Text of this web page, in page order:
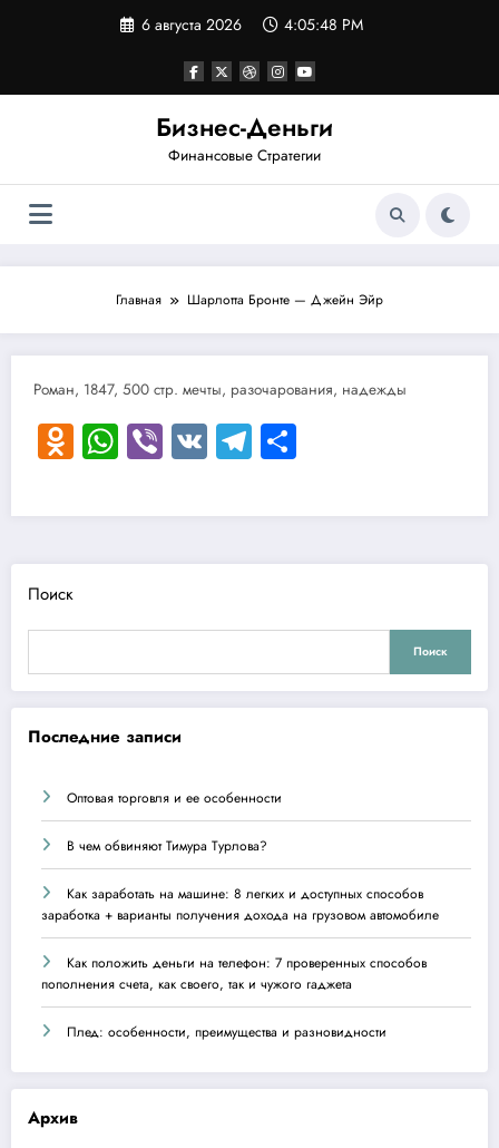
6 августа 2026 4:05:48 PM
Бизнес-Деньги
Финансовые Стратегии
Главная Шарлотта Бронте — Джейн Эйр
Роман, 1847, 500 стр. мечты, разочарования, надежды
Odnoklassniki
WhatsApp
Viber
VKTelegram
Поиск
Поиск
Последние записи
Оптовая торговля и ее особенности
В чем обвиняют Тимура Турлова?
Как заработать на машине: 8 легких и доступных способов
заработка + варианты получения дохода на грузовом автомобиле
Как положить деньги на телефон: 7 проверенных способов
пополнения счета, как своего, так и чужого гаджета
Плед: особенности, преимущества и разновидности
Архив